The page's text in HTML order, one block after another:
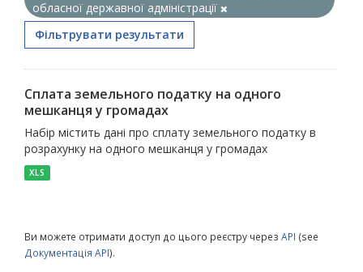
обласної державної адміністрації
Фільтрувати результати
Сплата земельного податку на одного
мешканця у громадах
Набір містить дані про сплату земельного податку в
розрахунку на одного мешканця у громадах
XLS
Ви можете отримати доступ до цього реєстру через API (see
Документація API).